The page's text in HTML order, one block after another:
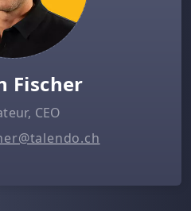
Fischer
CEO